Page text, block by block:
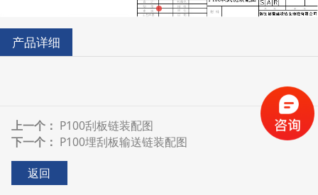
产品详细
上一个： P100刮板链装配图
下一个： P100埋刮板输送链装配图
返回